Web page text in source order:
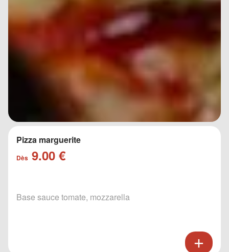
Pizza marguerite
Dès 9.00 €
Base sauce tomate, mozzarella